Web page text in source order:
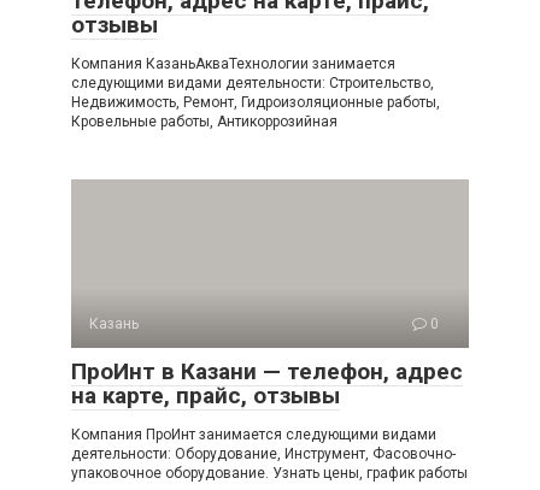
отзывы
Компания КазаньАкваТехнологии занимается
следующими видами деятельности: Строительство,
Недвижимость, Ремонт, Гидроизоляционные работы,
Кровельные работы, Антикоррозийная
Казань 0
ПроИнт в Казани — телефон, адрес
на карте, прайс, отзывы
Компания ПроИнт занимается следующими видами
деятельности: Оборудование, Инструмент, Фасовочно-
упаковочное оборудование. Узнать цены, график работы